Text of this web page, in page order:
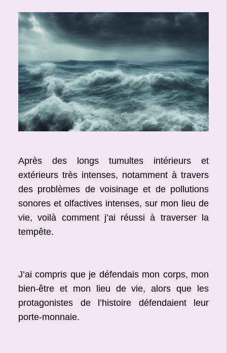
Après des longs tumultes intérieurs et
extérieurs très intenses, notamment à travers
des problèmes de voisinage et de pollutions
sonores et olfactives intenses, sur mon lieu de
vie, voilà comment j’ai réussi à traverser la
tempête.
J’ai compris que je défendais mon corps, mon
bien-être et mon lieu de vie, alors que les
protagonistes de l’histoire défendaient leur
porte-monnaie.